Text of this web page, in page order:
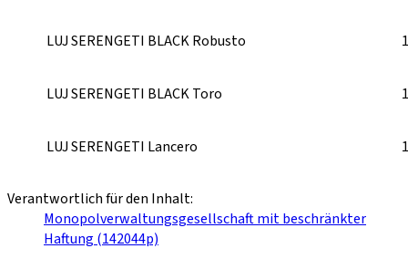
LUJ SERENGETI BLACK Robusto
LUJ SERENGETI BLACK Toro
LUJ SERENGETI Lancero
Verantwortlich für den Inhalt:
Monopolverwaltungsgesellschaft mit beschränkter
Haftung (142044p)